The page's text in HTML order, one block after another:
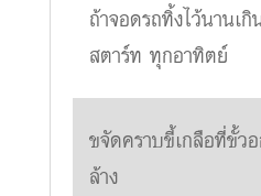
ถ้าจอดรถทิ้งไว้นานเ
สตาร์ท ทุกอาทิตย์
ขจัดคราบขี้เกลือที่ขั้ว
ล้าง